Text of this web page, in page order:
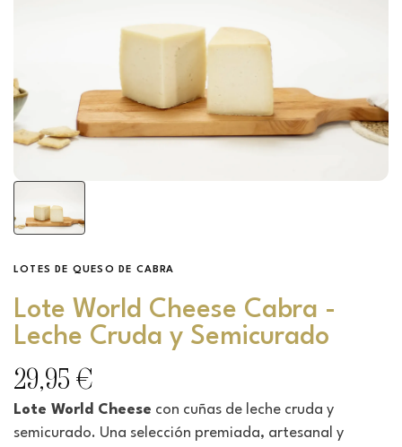
LOTES DE QUESO DE CABRA
Lote World Cheese Cabra -
Leche Cruda y Semicurado
29,95 €
Lote World Cheese con cuñas de leche cruda y
semicurado. Una selección premiada, artesanal y